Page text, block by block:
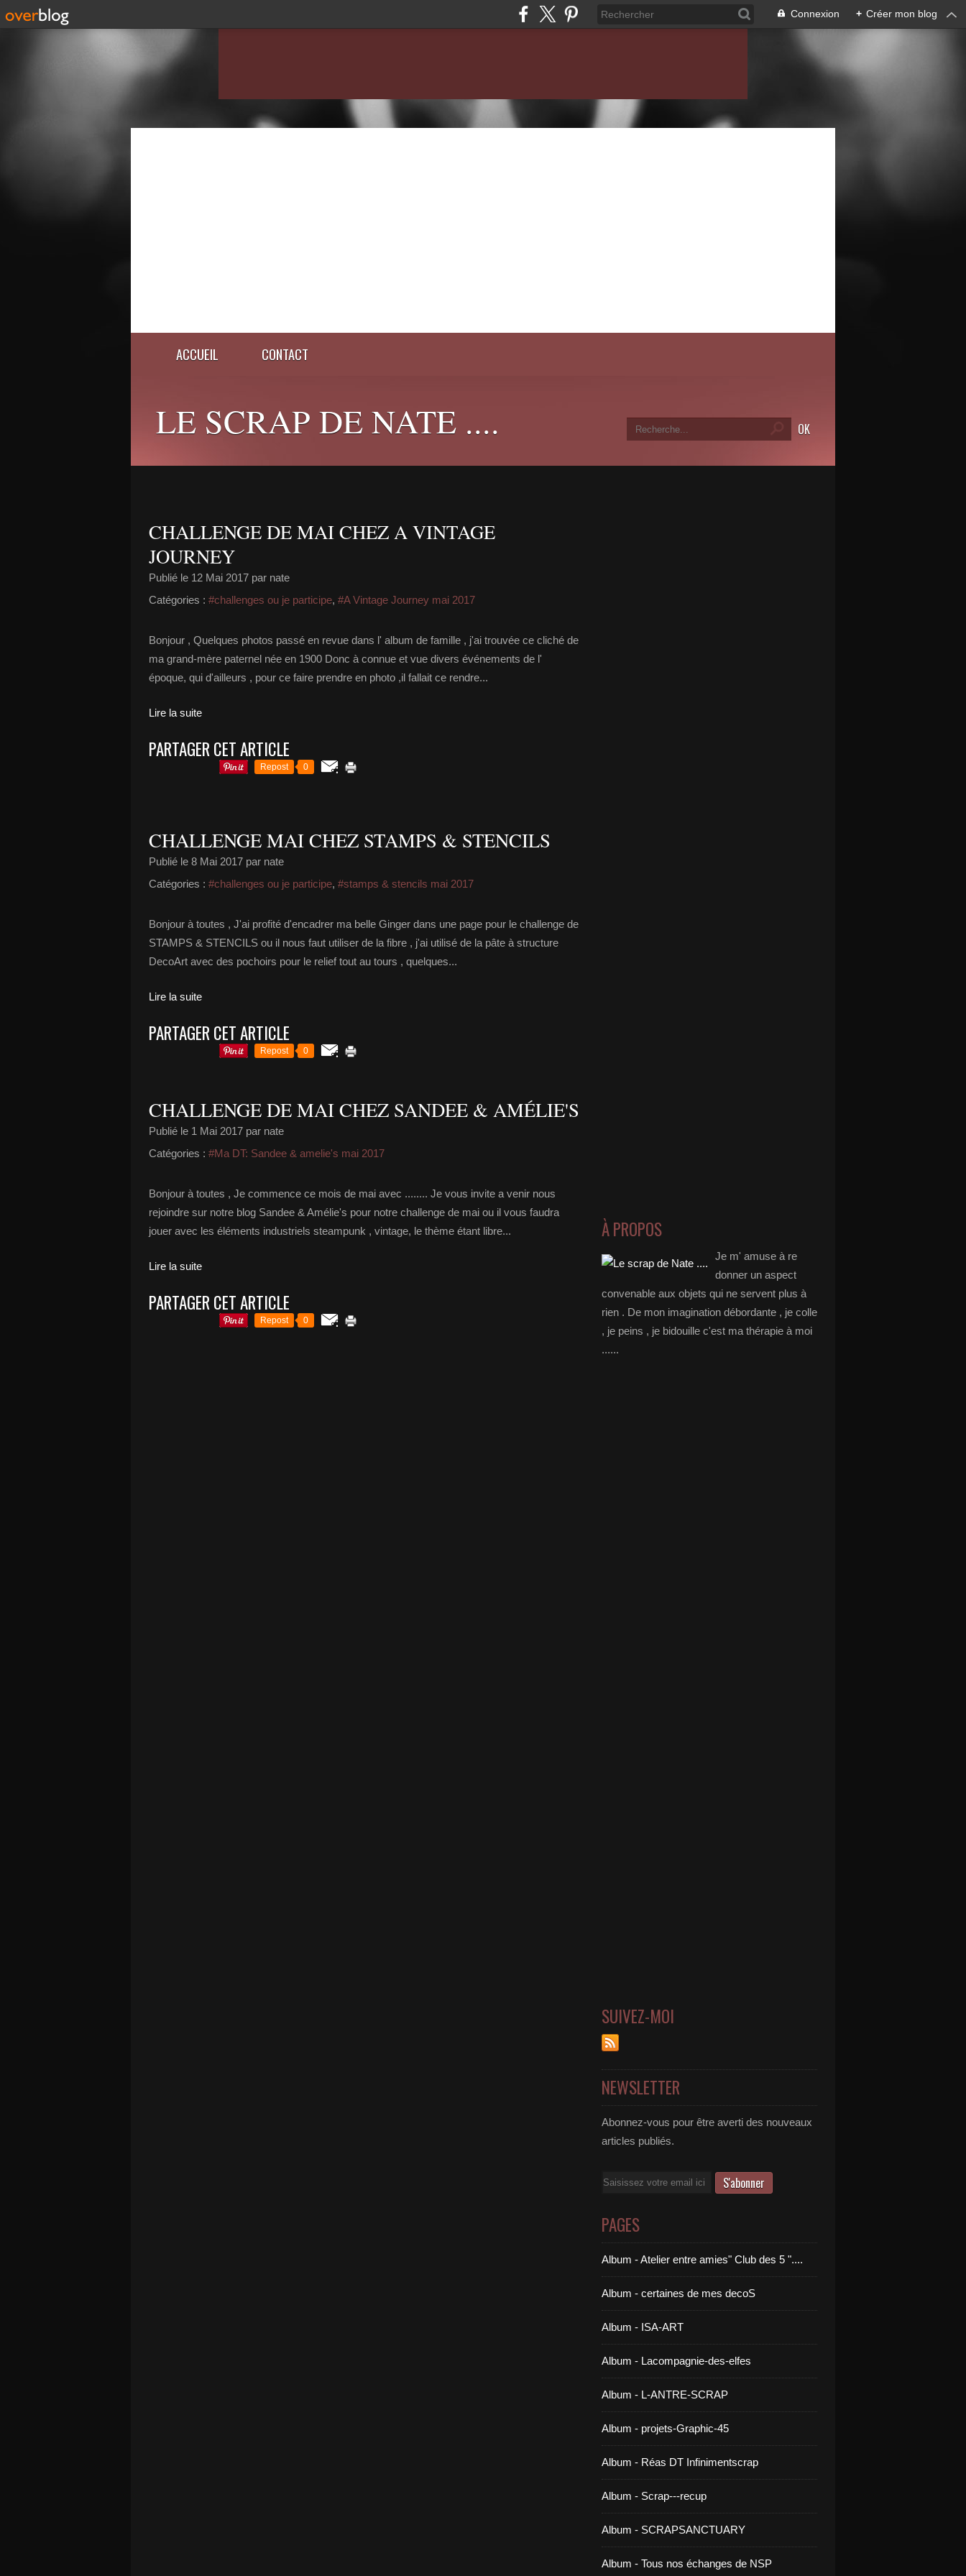
Connexion + Créer mon blog
ACCUEIL CONTACT
LE SCRAP DE NATE ....
CHALLENGE DE MAI CHEZ A VINTAGE
JOURNEY
Publié le 12 Mai 2017 par nate
Catégories : #challenges ou je participe, #A Vintage Journey mai 2017
Bonjour , Quelques photos passé en revue dans l' album de famille , j'ai trouvée ce cliché de
ma grand-mère paternel née en 1900 Donc à connue et vue divers événements de l'
époque, qui d'ailleurs , pour ce faire prendre en photo ,il fallait ce rendre...
Lire la suite
PARTAGER CET ARTICLE
Repost 0
CHALLENGE MAI CHEZ STAMPS & STENCILS
Publié le 8 Mai 2017 par nate
Catégories : #challenges ou je participe, #stamps & stencils mai 2017
Bonjour à toutes , J'ai profité d'encadrer ma belle Ginger dans une page pour le challenge de
STAMPS & STENCILS ou il nous faut utiliser de la fibre , j'ai utilisé de la pâte à structure
DecoArt avec des pochoirs pour le relief tout au tours , quelques...
Lire la suite
PARTAGER CET ARTICLE
Repost 0
CHALLENGE DE MAI CHEZ SANDEE & AMÉLIE'S
Publié le 1 Mai 2017 par nate
Catégories : #Ma DT: Sandee & amelie's mai 2017
Bonjour à toutes , Je commence ce mois de mai avec ........ Je vous invite a venir nous
rejoindre sur notre blog Sandee & Amélie's pour notre challenge de mai ou il vous faudra
jouer avec les éléments industriels steampunk , vintage, le thème étant libre...
Lire la suite
PARTAGER CET ARTICLE
Repost 0
À PROPOS
Je m' amuse à re
donner un aspect
convenable aux objets qui ne servent plus à
rien . De mon imagination débordante , je colle
, je peins , je bidouille c'est ma thérapie à moi
......
SUIVEZ-MOI
NEWSLETTER
Abonnez-vous pour être averti des nouveaux
articles publiés.
Email
PAGES
Album - Atelier entre amies" Club des 5 "....
Album - certaines de mes decoS
Album - ISA-ART
Album - Lacompagnie-des-elfes
Album - L-ANTRE-SCRAP
Album - projets-Graphic-45
Album - Réas DT Infinimentscrap
Album - Scrap---recup
Album - SCRAPSANCTUARY
Album - Tous nos échanges de NSP